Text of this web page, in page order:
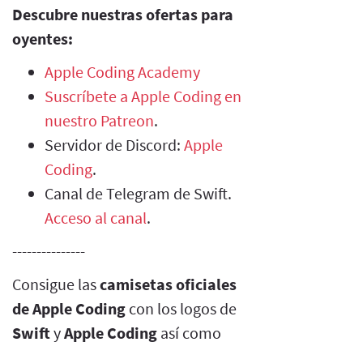
Descubre nuestras ofertas para
oyentes:
Apple Coding Academy
Suscríbete a Apple Coding en
nuestro Patreon.
Servidor de Discord: Apple
Coding.
Canal de Telegram de Swift.
Acceso al canal.
---------------
Consigue lascamisetas oficiales
de Apple Coding con los logos de
SwiftyApple Coding así como